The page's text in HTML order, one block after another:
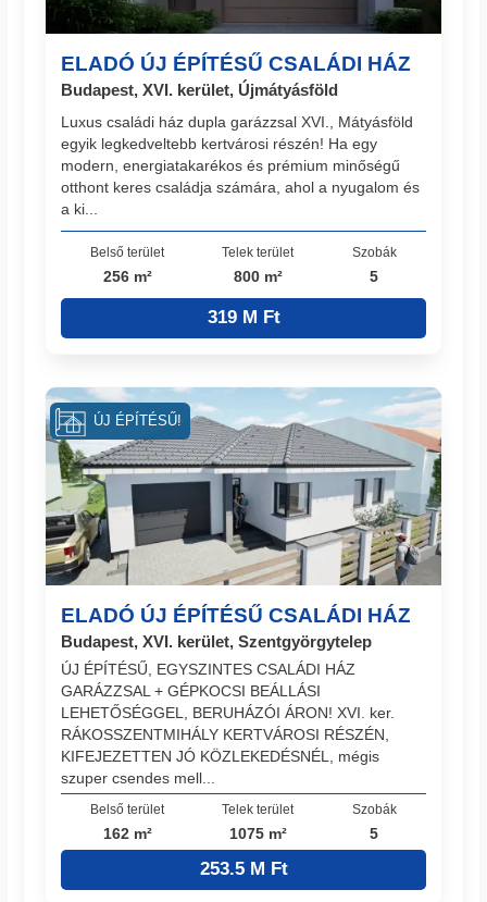
ELADÓ ÚJ ÉPÍTÉSŰ CSALÁDI HÁZ
Budapest, XVI. kerület, Újmátyásföld
Luxus családi ház dupla garázzsal XVI., Mátyásföld
egyik legkedveltebb kertvárosi részén! Ha egy
modern, energiatakarékos és prémium minőségű
otthont keres családja számára, ahol a nyugalom és
a ki...
Belső terület
256 m²
Telek terület
800 m²
Szobák
5
319 M Ft
ELADÓ ÚJ ÉPÍTÉSŰ CSALÁDI HÁZ
Budapest, XVI. kerület, Szentgyörgytelep
ÚJ ÉPÍTÉSŰ, EGYSZINTES CSALÁDI HÁZ
GARÁZZSAL + GÉPKOCSI BEÁLLÁSI
LEHETŐSÉGGEL, BERUHÁZÓI ÁRON! XVI. ker.
RÁKOSSZENTMIHÁLY KERTVÁROSI RÉSZÉN,
KIFEJEZETTEN JÓ KÖZLEKEDÉSNÉL, mégis
szuper csendes mell...
Belső terület
162 m²
Telek terület
1075 m²
Szobák
5
253.5 M Ft
ÚJ ÉPÍTÉSŰ!